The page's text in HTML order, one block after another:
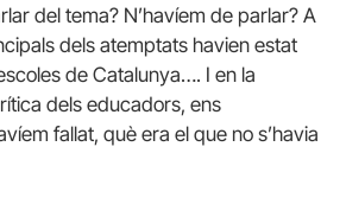
del tema? N’havíem de parlar? A
dels atemptats havien estat
de Catalunya…. I en la
dels educadors, ens
fallat, què era el que no s’havia